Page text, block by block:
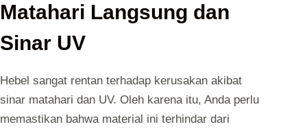
Matahari Langsung dan
Sinar UV
Hebel sangat rentan terhadap kerusakan akibat
sinar matahari dan UV. Oleh karena itu, Anda perlu
memastikan bahwa material ini terhindar dari